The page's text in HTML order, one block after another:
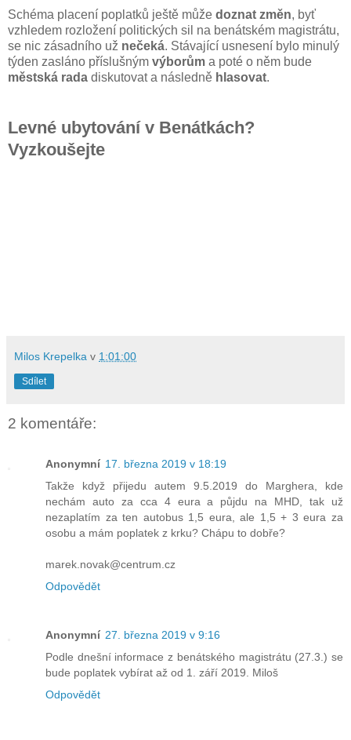
Schéma placení poplatků ještě může doznat změn, byť
vzhledem rozložení politických sil na benátském magistrátu,
se nic zásadního už nečeká. Stávající usnesení bylo minulý
týden zasláno příslušným výborům a poté o něm bude
městská rada diskutovat a následně hlasovat.
Levné ubytování v Benátkách?
Vyzkoušejte
Milos Krepelka v 1:01:00
Sdílet
2 komentáře:
Anonymní 17. března 2019 v 18:19
Takže když přijedu autem 9.5.2019 do Marghera, kde
nechám auto za cca 4 eura a půjdu na MHD, tak už
nezaplatím za ten autobus 1,5 eura, ale 1,5 + 3 eura za
osobu a mám poplatek z krku? Chápu to dobře?
marek.novak@centrum.cz
Odpovědět
Anonymní 27. března 2019 v 9:16
Podle dnešní informace z benátského magistrátu (27.3.) se
bude poplatek vybírat až od 1. září 2019. Miloš
Odpovědět